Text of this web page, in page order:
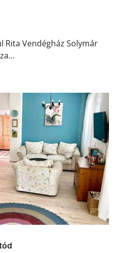
Rita Vendégház Solymár